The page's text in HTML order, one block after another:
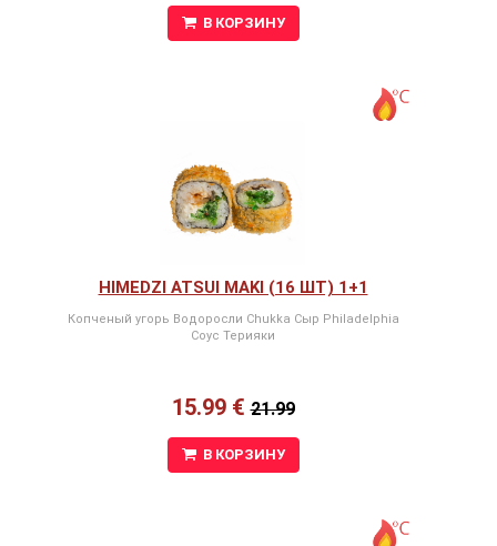
В КОРЗИНУ
HIMEDZI ATSUI MAKI (16 ШТ) 1+1
Копченый угорь Водоросли Chukka Сыр Philadelphia
Соус Терияки
15.99 €21.99
В КОРЗИНУ